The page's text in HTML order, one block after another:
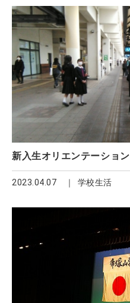
新入生オリエンテーション
2023.04.07 学校生活